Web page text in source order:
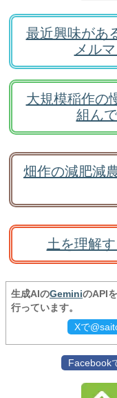
最近興味があ
メル
大規模稲作の
組ん
畑作の減肥減
土を理解
生成AIのGeminiのAPI
行っています。
Xで
Facebook